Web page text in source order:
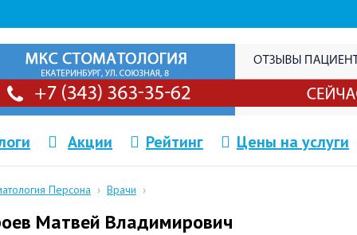
Акции Рейтинг Цены на услуги
Персона › Врачи ›
Матвей Владимирович